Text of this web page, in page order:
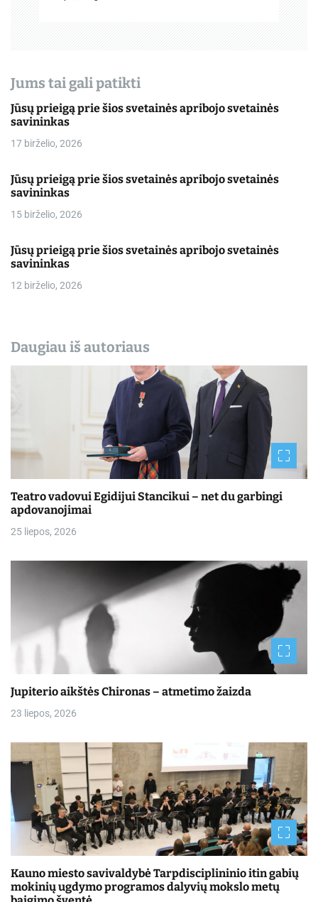
Jums tai gali patikti
Jūsų prieigą prie šios svetainės apribojo svetainės
savininkas
17 birželio, 2026
Jūsų prieigą prie šios svetainės apribojo svetainės
savininkas
15 birželio, 2026
Jūsų prieigą prie šios svetainės apribojo svetainės
savininkas
12 birželio, 2026
Daugiau iš autoriaus
Teatro vadovui Egidijui Stancikui – net du garbingi
apdovanojimai
25 liepos, 2026
Jupiterio aikštės Chironas – atmetimo žaizda
23 liepos, 2026
Kauno miesto savivaldybė Tarpdisciplininio itin gabių
mokinių ugdymo programos dalyvių mokslo metų